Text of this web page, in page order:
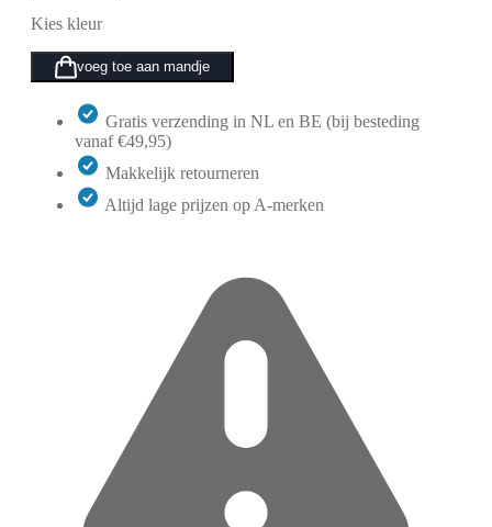
Kies kleur
voeg toe aan mandje
Gratis verzending in NL en BE (bij besteding
vanaf €49,95)
Makkelijk retourneren
Altijd lage prijzen op A-merken